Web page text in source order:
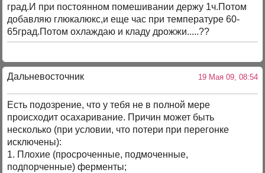
град.И при постоянном помешивании держу 1ч.Потом
добавляю глюкалюкс,и еще час при температуре 60-
65град.Потом охлаждаю и кладу дрожжи.....??
Дальневосточник 19 Мая 09, 08:54
Есть подозрение, что у тебя не в полной мере
происходит осахаривание. Причин может быть
несколько (при условии, что потери при перегонке
исключены):
1. Плохие (просроченные, подмоченные,
подпорченные) ферменты;